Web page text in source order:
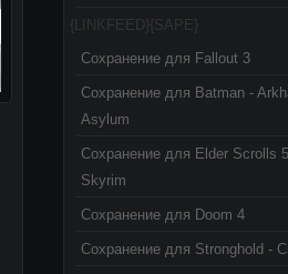
{LINKFEED}{SAPE}
Сохранение для Fallout 3
Сохранение для Batman -
Asylum
Сохранение для Elder Scrolls
Skyrim
Сохранение для Doom 4
Сохранение для Stronghold -